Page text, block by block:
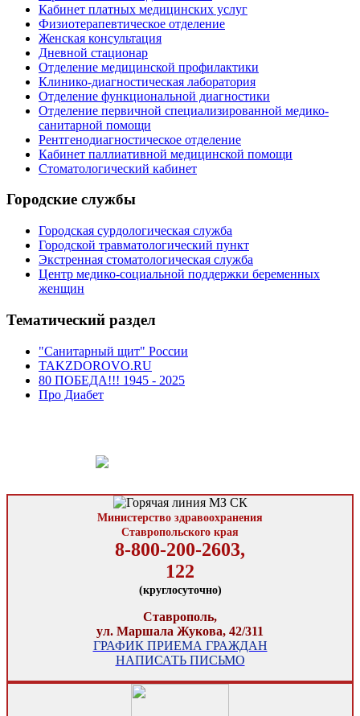
Кабинет платных медицинских услуг
Физиотерапевтическое отделение
Женская консультация
Дневной стационар
Отделение медицинской профилактики
Клинико-диагностическая лаборатория
Отделение функциональной диагностики
Отделение первичной специализированной медико-
санитарной помощи
Рентгенодиагностическое отделение
Кабинет паллиативной медицинской помощи
Стоматологический кабинет
Городские службы
Городская сурдологическая служба
Городской травматологический пункт
Экстренная стоматологическая служба
Центр медико-социальной поддержки беременных
женщин
Тематический раздел
"Санитарный щит" России
TAKZDOROVO.RU
80 ПОБЕДА!!! 1945 - 2025
Про Диабет
Министерство здравоохранения
Ставропольского края
8-800-200-2603,
122
(круглосуточно)
Ставрополь,
ул. Маршала Жукова, 42/311
ГРАФИК ПРИЕМА ГРАЖДАН
НАПИСАТЬ ПИСЬМО